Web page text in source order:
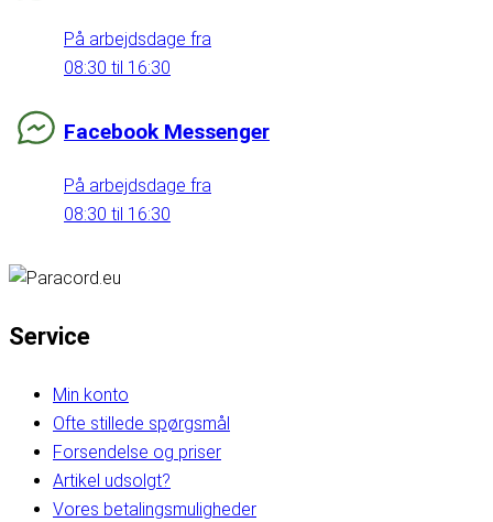
På arbejdsdage fra
08:30 til 16:30
Facebook Messenger
På arbejdsdage fra
08:30 til 16:30
Service
Min konto
Ofte stillede spørgsmål
Forsendelse og priser
Artikel udsolgt?
Vores betalingsmuligheder